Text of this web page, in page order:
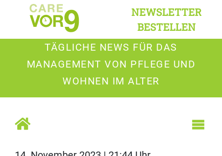
NEWSLETTER
BESTELLEN
TÄGLICHE NEWS FÜR DAS
MANAGEMENT VON PFLEGE UND
WOHNEN IM ALTER